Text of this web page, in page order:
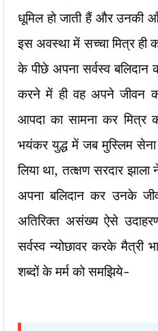
धूमिल हो जाती हैं और उनकी
इस अवस्था में सच्चा मित्र ही
के पीछे अपना सर्वस्व
करने में ही वह अपने जीवन
आपदा का सामना कर मित्र
भयंकर युद्ध में जब मुस्लिम
लिया था, तत्क्षण सरदार
अपना बलिदान कर उनके
अतिरिक्त असंख्य ऐसे
सर्वस्व न्योछावर करके मैत्री
शब्दों के मर्म को समझिये-